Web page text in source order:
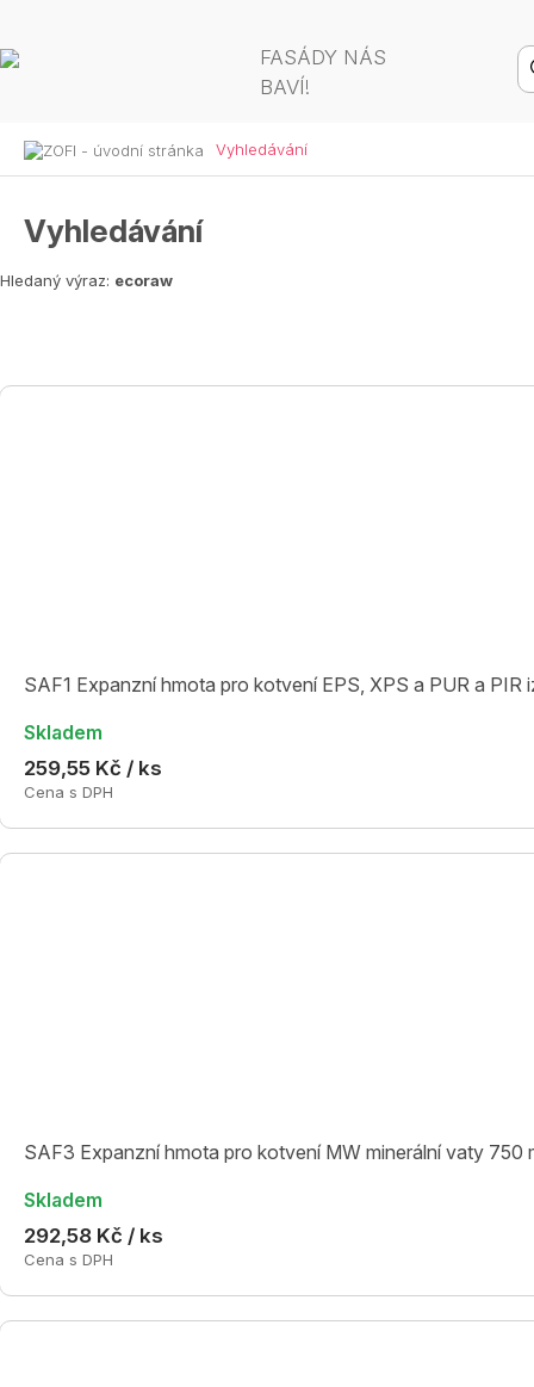
FASÁDY NÁS
BAVÍ!
Vyhledávání
Vyhledávání
Hledaný výraz: ecoraw
SAF1 Expanzní hmota pro kotvení EPS, XPS a PUR a PIR
Skladem
259,55 Kč / ks
Cena s DPH
SAF3 Expanzní hmota pro kotvení MW minerální vaty 750
Skladem
292,58 Kč / ks
Cena s DPH